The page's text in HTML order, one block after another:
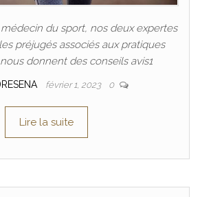
du sport, nos deux expertes
préjugés associés aux pratiques
donnent des conseils avis1
février 1, 2023 0
Lire la suite